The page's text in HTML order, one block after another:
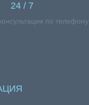
24 / 7
по телефону